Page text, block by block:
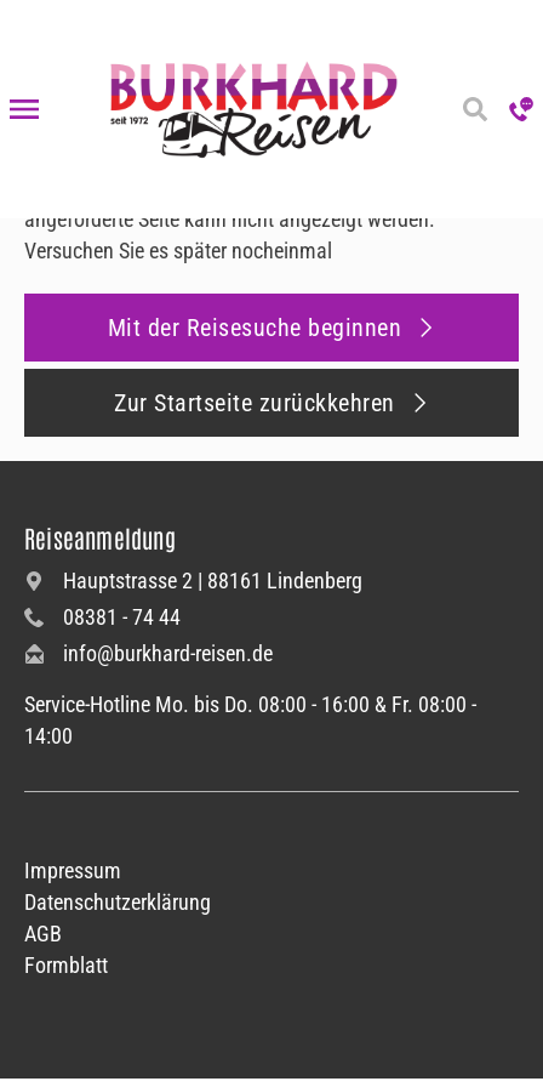
Fehler 500
Es ist ein Fehler aufgetreten
angeforderte Seite kann nicht angezeigt werden.
Versuchen Sie es später nocheinmal
Mit der Reisesuche beginnen
Zur Startseite zurückkehren
Reiseanmeldung
Hauptstrasse 2 | 88161 Lindenberg
08381 - 74 44
info@burkhard-reisen.de
Service-Hotline Mo. bis Do. 08:00 - 16:00 & Fr. 08:00 -
14:00
Impressum
Datenschutzerklärung
AGB
Formblatt